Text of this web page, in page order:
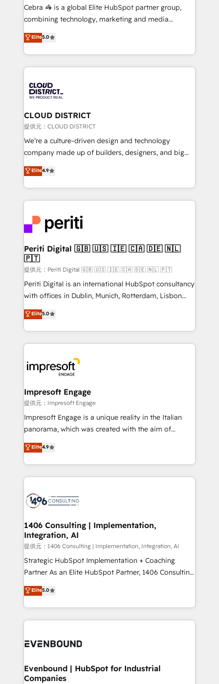
boost with a new HubSpot site Recognized leaders:
🏆 HubSpot Platform Migration Impact Award 🏆
Inbound Campaign of the Year 🏆 Gold AVA Digital
Award for Best Website 🌟 Accreditations: CRM
Cebra 🦓 is a global Elite HubSpot partner group,
combining technology, marketing and media
expertise across Latin America and Southern
Europe, with teams across 7 countries. Born in Chile,
we combine local insight with international reach to
help businesses grow through technology, creativity,
500+ HubSpot implementations, building end-to-
end solutions that integrate CRM, AI automation,
inbound and loop marketing, content, and digital
creativity. Our multicultural team works in Spanish,
Portuguese, and English to design scalable strategies
that drive measurable growth. 🌎 Highlights: • 10+
Platform Migration Excellence. • Top 3 Partner of the
Year LATAM 2022, 2023, 2024, 2025. • Partner of the
business with HubSpot? Let Cebra’s experts help
you grow faster, smarter, and with impact.
Elite5.0
CLOUD DISTRICT
提供元：CLOUD DISTRICT
We’re a culture-driven design and technology
company made up of builders, designers, and big
thinkers. We blend strategy, design, and
development—always fueled by curiosity—to turn
ideas, opportunities, and challenges into meaningful
experiences. To us, technology is more than just
and—most importantly—simple. That’s why we lean
into bold ideas and shape them into thoughtful
products and strategies that actually make a
difference.
Elite4.9
Periti Digital 🇬🇧 🇺🇸 🇮🇪 🇨🇦 🇩🇪 🇳🇱
🇵🇹
提供元：Periti Digital 🇬🇧 🇺🇸 🇮🇪 🇨🇦 🇩🇪 🇳🇱 🇵🇹
Periti Digital is an international HubSpot consultancy
with offices in Dublin, Munich, Rotterdam, Lisbon
and New York. 🔎 We are focused on enhancing
revenue-generation strategies for clients through
complete integration of core business processes
and systems (such as ERP and e-commerce
results. 🎯 We present a solution-centric approach
and we're focused on HubSpot. We work with some
of HubSpot's most important customers to generate
value from the platform in the long term. 🤖 We have
worked 400+ HubSpot customers across industries
but specialise in the more complex projects where
represent key aspects of the project's success.
Elite5.0
Impresoft Engage
提供元：Impresoft Engage
Impresoft Engage is a unique reality in the Italian
panorama, which was created with the aim of
putting Customer Experience at the center by
creating digital environments capable of integrating
people, processes and data. We offer the best
digital solutions on the market, ranging from CRM
marketing automation to online and offline sales
allowing companies to optimize processes and meet
the needs of the customer. We are part of Impresoft
Group, a group of specialized and complementary
companies that divide their offer into 4
Competence Centers: Smart Manufacturing,
The synergies generated by these integrations,
together with the combination of talents, skills,
to accompany companies on their digital
Elite4.9
1406 Consulting | Implementation,
Integration, AI
提供元：1406 Consulting | Implementation, Integration, AI
Strategic HubSpot Implementation + Coaching
Partner As an Elite HubSpot Partner, 1406 Consulting
helps mid-market revenue teams transform how
they sell, market, and serve. We don't just build your
HubSpot—we teach your team to own it, then stay
to help you keep winning. What We Do ⚙️ CRM
Data & Content 📈 Sales & Marketing Alignment +
Agent Creation 🔄 Custom Integrations & Data
Migration Why 1406 We become part of your team.
Elite5.0
Evenbound | HubSpot for Industrial
Companies